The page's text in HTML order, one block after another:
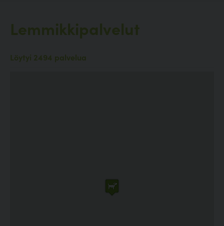
Lemmikkipalvelut
Löytyi 2494 palvelua